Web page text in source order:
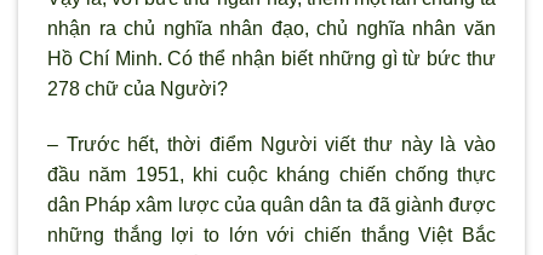
nhận ra chủ nghĩa nhân đạo, chủ nghĩa nhân văn
Hồ Chí Minh. Có thể nhận biết những gì từ bức thư
278 chữ của Người?
– Trước hết, thời điểm Người viết thư này là vào
đầu năm 1951, khi cuộc kháng chiến chống thực
dân Pháp xâm lược của quân dân ta đã giành được
những thắng lợi to lớn với chiến thắng Việt Bắc